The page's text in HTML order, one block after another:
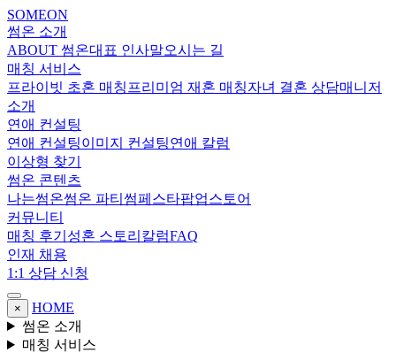
SOMEON
썸온 소개
ABOUT 썸온대표 인사말오시는 길
매칭 서비스
프라이빗 초혼 매칭 프리미엄 재혼 매칭자녀 결혼 상담매니저
소개
연애 컨설팅
연애 컨설팅이미지 컨설팅연애 칼럼
이상형 찾기
썸온 콘텐츠
나는썸온썸온 파티 썸페스타팝업스토어
커뮤니티
매칭 후기 성혼 스토리 칼럼FAQ
인재 채용
1:1 상담 신청
×
HOME
썸온 소개
매칭 서비스